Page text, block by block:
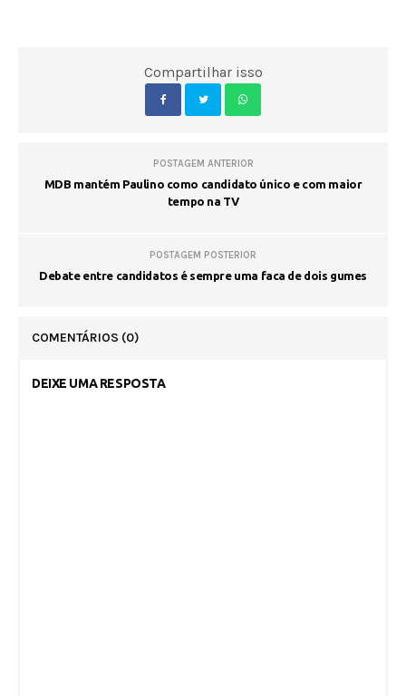
Compartilhar isso
POSTAGEM ANTERIOR
MDB mantém Paulino como candidato único e com maior
tempo na TV
POSTAGEM POSTERIOR
Debate entre candidatos é sempre uma faca de dois gumes
COMENTÁRIOS (0)
DEIXE UMA RESPOSTA